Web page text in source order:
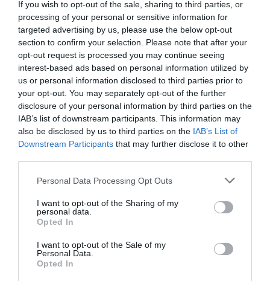
If you wish to opt-out of the sale, sharing to third parties, or
processing of your personal or sensitive information for
targeted advertising by us, please use the below opt-out
section to confirm your selection. Please note that after your
opt-out request is processed you may continue seeing
interest-based ads based on personal information utilized by
us or personal information disclosed to third parties prior to
your opt-out. You may separately opt-out of the further
disclosure of your personal information by third parties on the
IAB’s list of downstream participants. This information may
also be disclosed by us to third parties on the IAB’s List of
Downstream Participants that may further disclose it to other
Personal Data Processing Opt Outs
I want to opt-out of the Sharing of my
personal data.
Opted In
I want to opt-out of the Sale of my
Personal Data.
Opted In
DERNIERS COMMENTAIRES
Davea commenté l'article :
Flynas ouvre une ligne directe entre Médine et
SWISS : la rentabilité relance le débat sur son
autonomie au sein de Lufthansa Group